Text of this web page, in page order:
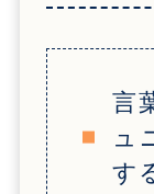
言
ュ
す